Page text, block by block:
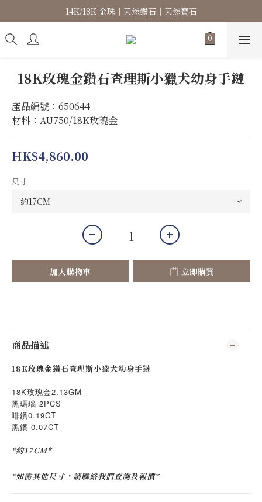
高級珠寶｜專屬訂製｜珠寶維修
14K/18K 金珠｜天然鑽石｜天然寶石
高級珠寶｜專屬訂製｜珠寶維修
18K玫瑰金鑽石查理斯小獵犬幼身手鏈
產品編號：650644
材料：AU750/18K玫瑰金
HK$4,860.00
尺寸
加入購物車 立即購買
商品描述
18K玫瑰金鑽石查理斯小獵犬幼身手鏈
18K玫瑰金2.13GM
黑瑪瑙 2PCS
啡鑽0.19CT
黑鑽 0.07CT
*約17CM*
*如需其他尺寸，請聯絡我們查詢及報價*